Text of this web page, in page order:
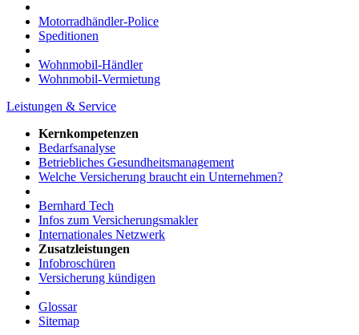
Motorradhändler-Police
Speditionen
Wohnmobil-Händler
Wohnmobil-Vermietung
Leistungen & Service
Kernkompetenzen
Bedarfsanalyse
Betriebliches Gesundheitsmanagement
Welche Versicherung braucht ein Unternehmen?
Bernhard Tech
Infos zum Versicherungsmakler
Internationales Netzwerk
Zusatzleistungen
Infobroschüren
Versicherung kündigen
Glossar
Sitemap